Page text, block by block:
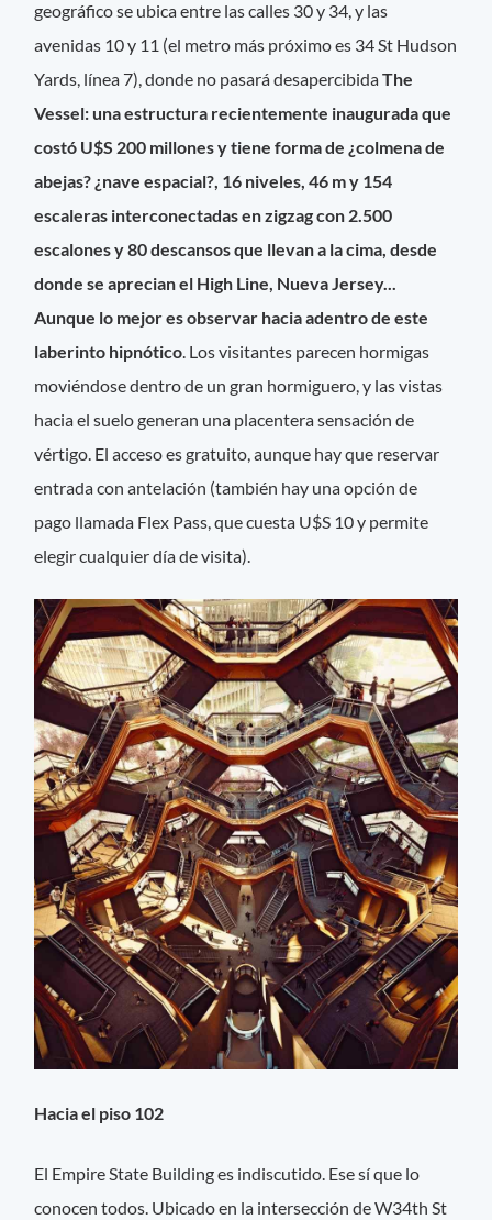
geográfico se ubica entre las calles 30 y 34, y las
avenidas 10 y 11 (el metro más próximo es 34 St Hudson
Yards, línea 7), donde no pasará desapercibidaThe
Vessel: una estructura recientemente inaugurada que
costó U$S 200 millones y tiene forma de ¿colmena de
abejas? ¿nave espacial?, 16 niveles, 46 m y 154
escaleras interconectadas en zigzag con 2.500
escalones y 80 descansos que llevan a la cima, desde
donde se aprecian el High Line, Nueva Jersey...
Aunque lo mejor es observar hacia adentro de este
laberinto hipnótico . Los visitantes parecen hormigas
moviéndose dentro de un gran hormiguero, y las vistas
hacia el suelo generan una placentera sensación de
vértigo. El acceso es gratuito, aunque hay que reservar
entrada con antelación (también hay una opción de
pago llamada Flex Pass, que cuesta U$S 10 y permite
elegir cualquier día de visita).
Hacia el piso 102
El Empire State Building es indiscutido. Ese sí que lo
conocen todos. Ubicado en la intersección de W34th St